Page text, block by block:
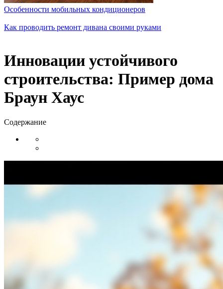
Особенности мобильных кондиционеров
Как проводить ремонт дивана своими руками
Инновации устойчивого
строительства: Пример дома
Браун Хаус
Содержание